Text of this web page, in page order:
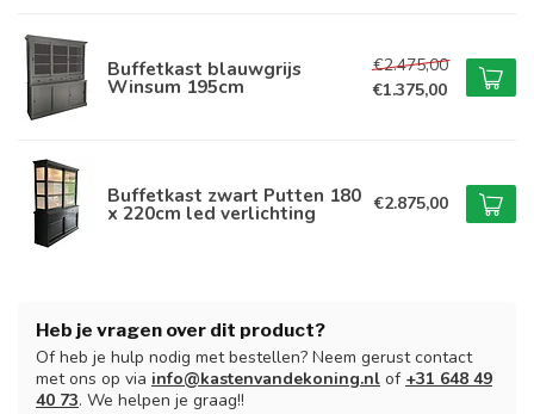
Buffetkast blauwgrijs
Winsum 195cm
€2.475,00
€1.375,00
Buffetkast zwart Putten 180
x 220cm led verlichting €2.875,00
Heb je vragen over dit product?
Of heb je hulp nodig met bestellen? Neem gerust contact
met ons op via info@kastenvandekoning.nl of +31 648 49
40 73. We helpen je graag!!